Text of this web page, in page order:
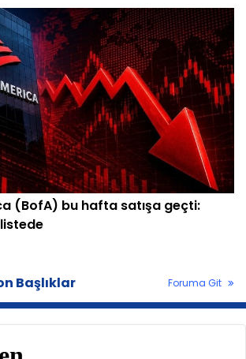
(BofA) bu hafta satışa geçti:
listede
Başlıklar Foruma Git